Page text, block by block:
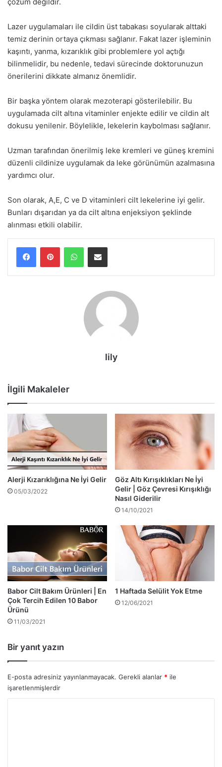
Lazer uygulamaları ile cildin üst tabakası soyularak alttaki
temiz derinin ortaya çıkması sağlanır. Fakat lazer işleminin
kaşıntı, yanma, kızarıklık gibi problemlere yol açtığı
bilinmelidir, bu nedenle, tedavi sürecinde doktorunuzun
önerilerini dikkate almanız önemlidir.
Bir başka yöntem olarak mezoterapi gösterilebilir. Bu
uygulamada cilt altına vitaminler enjekte edilir ve cildin alt
dokusu yenilenir. Böylelikle, lekelerin kaybolması sağlanır.
Uzman tarafından önerilmiş leke kremleri ve güneş kremini
düzenli cildinize uygulamak da leke görünümün azalmasına
yardımcı olur.
Son olarak, A,E, C ve D vitaminleri cilt lekelerine iyi gelir.
Bunları dışarıdan ya da cilt altına enjeksiyon şeklinde
alınması etkili olabilir.
WhatsAppE-Posta ile paylaş
lily
İlgili Makaleler
Alerji Kızarıklığına Ne İyi Gelir
05/03/2022
Göz Altı Kırışıklıkları Ne İyi
Gelir | Göz Çevresi Kırışıklığı
Nasıl Giderilir
14/10/2021
Babor Cilt Bakım Ürünleri | En
Çok Tercih Edilen 10 Babor
Ürünü
11/03/2021
1 Haftada Selülit Yok Etme
12/06/2021
Bir yanıt yazın
E-posta adresiniz yayınlanmayacak. Gerekli alanlar * ile
işaretlenmişlerdir